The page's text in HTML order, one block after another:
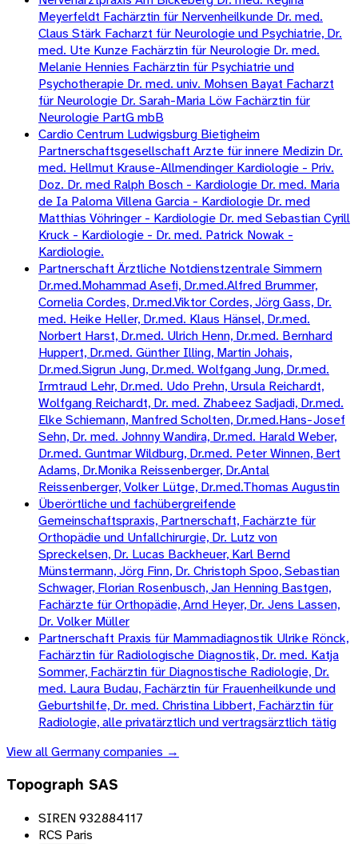
Meyerfeldt Fachärztin für Nervenheilkunde Dr. med.
Claus Stärk Facharzt für Neurologie und Psychiatrie, Dr.
med. Ute Kunze Fachärztin für Neurologie Dr. med.
Melanie Hennies Fachärztin für Psychiatrie und
Psychotherapie Dr. med. univ. Mohsen Bayat Facharzt
für Neurologie Dr. Sarah-Maria Löw Fachärztin für
Neurologie PartG mbB
Cardio Centrum Ludwigsburg Bietigheim
Partnerschaftsgesellschaft Arzte für innere Medizin Dr.
med. Hellmut Krause-Allmendinger Kardiologie - Priv.
Doz. Dr. med Ralph Bosch - Kardiologie Dr. med. Maria
de Ia Paloma Villena Garcia - Kardiologie Dr. med
Matthias Vöhringer - Kardiologie Dr. med Sebastian Cyrill
Kruck - Kardiologie - Dr. med. Patrick Nowak -
Kardiologie.
Partnerschaft Ärztliche Notdienstzentrale Simmern
Dr.med.Mohammad Asefi, Dr.med.Alfred Brummer,
Cornelia Cordes, Dr.med.Viktor Cordes, Jörg Gass, Dr.
med. Heike Heller, Dr.med. Klaus Hänsel, Dr.med.
Norbert Harst, Dr.med. Ulrich Henn, Dr.med. Bernhard
Huppert, Dr.med. Günther Illing, Martin Johais,
Dr.med.Sigrun Jung, Dr.med. Wolfgang Jung, Dr.med.
Irmtraud Lehr, Dr.med. Udo Prehn, Ursula Reichardt,
Wolfgang Reichardt, Dr. med. Zhabeez Sadjadi, Dr.med.
Elke Schiemann, Manfred Scholten, Dr.med.Hans-Josef
Sehn, Dr. med. Johnny Wandira, Dr.med. Harald Weber,
Dr.med. Guntmar Wildburg, Dr.med. Peter Winnen, Bert
Adams, Dr.Monika Reissenberger, Dr.Antal
Reissenberger, Volker Lütge, Dr.med.Thomas Augustin
Überörtliche und fachübergreifende
Gemeinschaftspraxis, Partnerschaft, Fachärzte für
Orthopädie und Unfallchirurgie, Dr. Lutz von
Spreckelsen, Dr. Lucas Backheuer, Karl Bernd
Münstermann, Jörg Finn, Dr. Christoph Spoo, Sebastian
Schwager, Florian Rosenbusch, Jan Henning Bastgen,
Fachärzte für Orthopädie, Arnd Heyer, Dr. Jens Lassen,
Dr. Volker Müller
Partnerschaft Praxis für Mammadiagnostik Ulrike Rönck,
Fachärztin für Radiologische Diagnostik, Dr. med. Katja
Sommer, Fachärztin für Diagnostische Radiologie, Dr.
med. Laura Budau, Fachärztin für Frauenheilkunde und
Geburtshilfe, Dr. med. Christina Libbert, Fachärztin für
Radiologie, alle privatärztlich und vertragsärztlich tätig
View allGermanycompanies →
Topograph SAS
SIREN 932884117
RCS Paris